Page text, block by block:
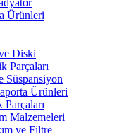
Ürünleri
Diski
Parçaları
Süspansiyon
Ürünleri
Malzemeleri
ve Filtre